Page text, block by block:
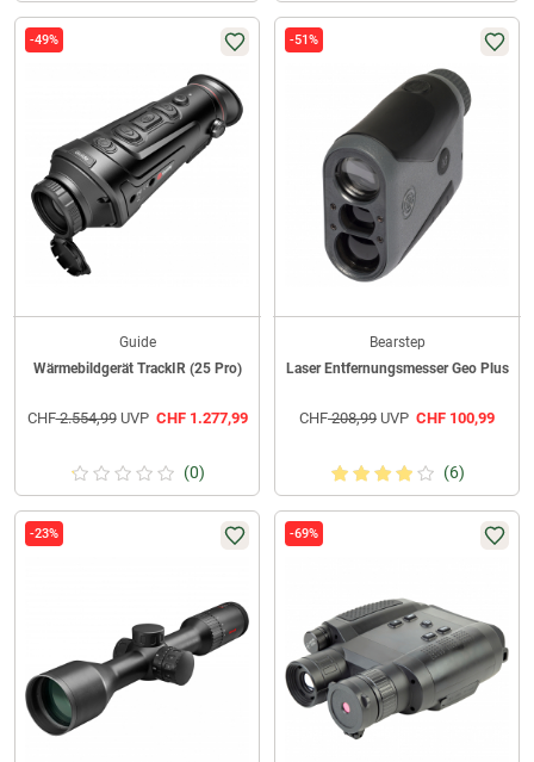
-49%
Guide
Wärmebildgerät TrackIR (25 Pro)
CHF2.554,99UVP CHF1.277,99
(0)
-51%
Bearstep
Laser Entfernungsmesser Geo Plus
CHF208,99 UVP CHF 100,99
(6)
-23% -69%